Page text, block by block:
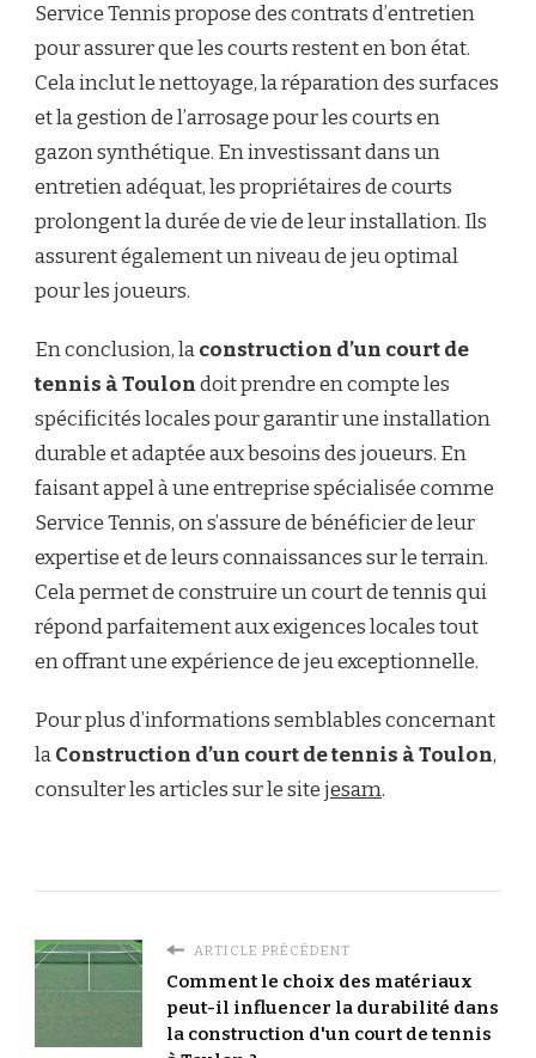
Service Tennis propose des contrats d’entretien
pour assurer que les courts restent en bon état.
Cela inclut le nettoyage, la réparation des surfaces
et la gestion de l’arrosage pour les courts en
gazon synthétique. En investissant dans un
entretien adéquat, les propriétaires de courts
prolongent la durée de vie de leur installation. Ils
assurent également un niveau de jeu optimal
pour les joueurs.
En conclusion, laconstruction d’un court de
tennis à Toulondoit prendre en compte les
spécificités locales pour garantir une installation
durable et adaptée aux besoins des joueurs. En
faisant appel à une entreprise spécialisée comme
Service Tennis, on s’assure de bénéficier de leur
expertise et de leurs connaissances sur le terrain.
Cela permet de construire un court de tennis qui
répond parfaitement aux exigences locales tout
en offrant une expérience de jeu exceptionnelle.
Pour plus d’informations semblables concernant
laConstruction d’un court de tennis à Toulon,
consulter les articles sur le sitejesam.
ARTICLE PRÉCÉDENT
Comment le choix des matériaux
peut-il influencer la durabilité dans
la construction d'un court de tennis